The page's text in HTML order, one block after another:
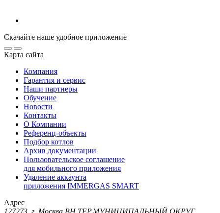
Скачайте наше удобное приложение
Карта сайта
Компания
Гарантия и сервис
Наши партнеры
Обучение
Новости
Контакты
О Компании
Референц-объекты
Подбор котлов
Архив документации
Пользовательское соглашение
для мобильного приложения
Удаление аккаунта
приложения IMMERGAS SMART
Адрес
127273, г. Москва ВН.ТЕР.МУНИЦИПАЛЬНЫЙ ОКРУГ